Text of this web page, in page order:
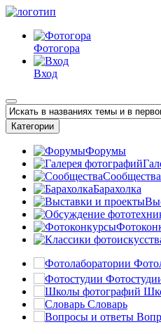
Фотогора
Вход
Категории
Форумы
Сообщества
Барахолка
Словарь